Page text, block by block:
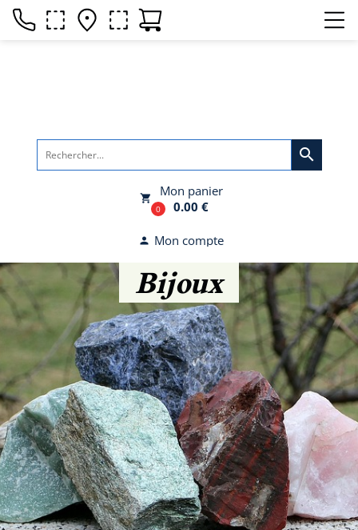
search
local_grocery_store
0
Mon panier
0.00 €
person Mon compte
Bijoux